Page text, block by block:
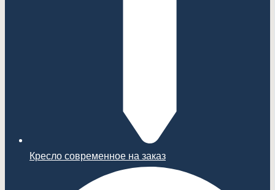
Кресло современное на заказ